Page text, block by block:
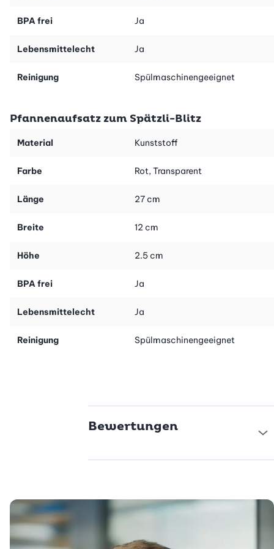
Küchenutensilien. Kein separates Spätzli-Sieb, keine
BPA frei Ja
Lebensmittelecht Ja
Reinigung Spülmaschinengeeignet
Pfannenaufsatz zum Spätzli-Blitz
Material Kunststoff
Farbe Rot, Transparent
Länge 27 cm
Breite 12 cm
Höhe 2.5 cm
BPA frei Ja
Lebensmittelecht Ja
Reinigung Spülmaschinengeeignet
Bewertungen